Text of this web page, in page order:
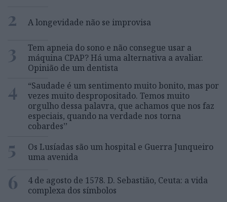
2 A longevidade não se improvisa
3
Tem apneia do sono e não consegue usar a
máquina CPAP? Há uma alternativa a avaliar.
Opinião de um dentista
4
“Saudade é um sentimento muito bonito, mas por
vezes muito despropositado. Temos muito
orgulho dessa palavra, que achamos que nos faz
especiais, quando na verdade nos torna
cobardes’’
5
Os Lusíadas são um hospital e Guerra Junqueiro
uma avenida
6
4 de agosto de 1578. D. Sebastião, Ceuta: a vida
complexa dos símbolos